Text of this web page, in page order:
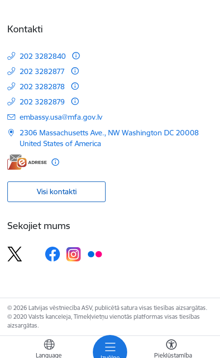
Language Piekļūstamība
Kontakti
202 3282840
202 3282877
202 3282878
202 3282879
E-pasts:
embassy.usa@mfa.gov.lv
2306 Massachusetts Ave., NW Washington DC 20008
United States of America
Visi kontakti
Sekojiet mums
© 2026 Latvijas vēstniecība ASV, publicētā satura visas tiesības aizsargātas.
© 2020 Valsts kanceleja, Tīmekļvietņu vienotās platformas visas tiesības
aizsargātas.